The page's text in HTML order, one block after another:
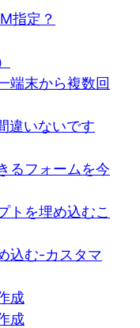
指定？
端末から複数回
違いないです
るフォームを今
トを埋め込むこ
込む-カスタマ
成
成